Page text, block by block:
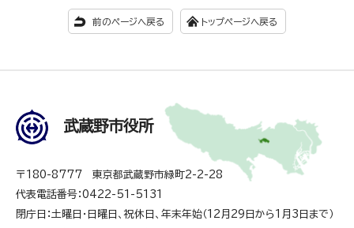
前のページへ戻る トップページへ戻る
武蔵野市役所
〒180-8777 東京都武蔵野市緑町2-2-28
代表電話番号：0422-51-5131
閉庁日：土曜日・日曜日、祝休日、年末年始（12月29日から1月3日まで）